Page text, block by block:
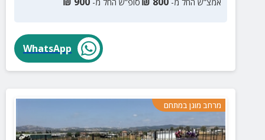
WhatsApp
מרחב מוגן במתחם